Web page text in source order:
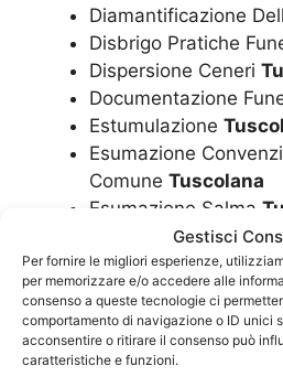
Gestisci
Per fornire le migliori esperienze,
per memorizzare e/o accedere alle
consenso a queste tecnologie ci
comportamento di navigazione o ID unici
acconsentire o ritirare il consenso può
caratteristiche e funzioni.
Diamantificazione
Disbrigo Pratiche
Dispersione Ceneri
Documentazione
Estumulazione
Esumazione
Comune Tuscolana
Esumazione Salma
Finanziamento Per
Tuscolana
FioriTuscolana
Funerale A Rate
Funerale